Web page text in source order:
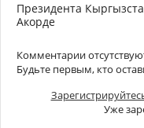
Президента
Акорде
Комментарии
Будьте первым, кто
Уже